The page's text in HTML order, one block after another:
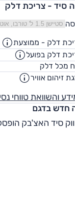
סיד - צריכת דלק
דלק - ממוצעת
דלק בפועל
מכל דלק
זיהום אוויר
והשוואת טווחי
חדש בדגם
סיד האצ'בק הופסק